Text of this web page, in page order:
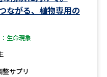
ながる、植物専用の
生命現象
サプリ